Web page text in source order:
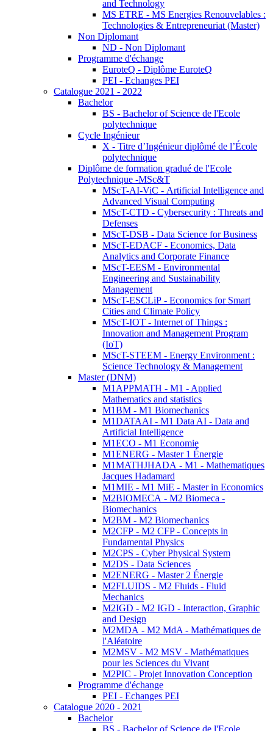
and Technology
MS ETRE - MS Energies Renouvelables :
Technologies & Entrepreneuriat (Master)
Non Diplomant
ND - Non Diplomant
Programme d'échange
EuroteQ - Diplôme EuroteQ
PEI - Echanges PEI
Catalogue 2021 - 2022
Bachelor
BS - Bachelor of Science de l'Ecole
polytechnique
Cycle Ingénieur
X - Titre d’Ingénieur diplômé de l’École
polytechnique
Diplôme de formation gradué de l'Ecole
Polytechnique -MSc&T
MScT-AI-ViC - Artificial Intelligence and
Advanced Visual Computing
MScT-CTD - Cybersecurity : Threats and
Defenses
MScT-DSB - Data Science for Business
MScT-EDACF - Economics, Data
Analytics and Corporate Finance
MScT-EESM - Environmental
Engineering and Sustainability
Management
MScT-ESCLiP - Economics for Smart
Cities and Climate Policy
MScT-IOT - Internet of Things :
Innovation and Management Program
(IoT)
MScT-STEEM - Energy Environment :
Science Technology & Management
Master (DNM)
M1APPMATH - M1 - Applied
Mathematics and statistics
M1BM - M1 Biomechanics
M1DATAAI - M1 Data AI - Data and
Artificial Intelligence
M1ECO - M1 Economie
M1ENERG - Master 1 Énergie
M1MATHJHADA - M1 - Mathematiques
Jacques Hadamard
M1MIE - M1 MiE - Master in Economics
M2BIOMECA - M2 Biomeca -
Biomechanics
M2BM - M2 Biomechanics
M2CFP - M2 CFP - Concepts in
Fundamental Physics
M2CPS - Cyber Physical System
M2DS - Data Sciences
M2ENERG - Master 2 Énergie
M2FLUIDS - M2 Fluids - Fluid
Mechanics
M2IGD - M2 IGD - Interaction, Graphic
and Design
M2MDA - M2 MdA - Mathématiques de
l'Aléatoire
M2MSV - M2 MSV - Mathématiques
pour les Sciences du Vivant
M2PIC - Projet Innovation Conception
Programme d'échange
PEI - Echanges PEI
Catalogue 2020 - 2021
Bachelor
BS - Bachelor of Science de l'Ecole